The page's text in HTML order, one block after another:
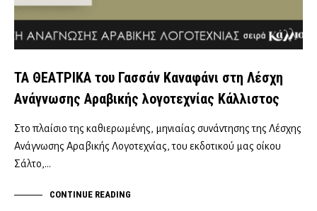
ΤΑ ΘΕΑΤΡΙΚΑ του Γασσάν Καναφάνι στη Λέσχη
Ανάγνωσης Αραβικής λογοτεχνίας Κάλλιστος
Στο πλαίσιο της καθιερωμένης, μηνιαίας συνάντησης της Λέσχης
Ανάγνωσης Αραβικής Λογοτεχνίας, του εκδοτικού μας οίκου
Σάλτο,…
CONTINUE READING